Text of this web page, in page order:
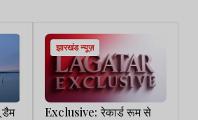
डैम
झारखंड न्यूज़
Exclusive: रेकार्ड रूम से